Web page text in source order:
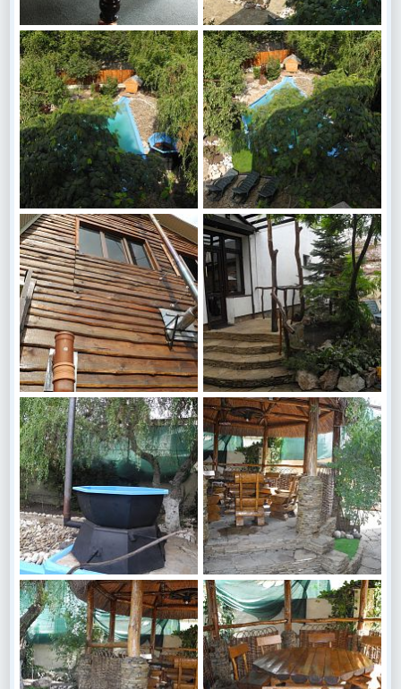
DSCN6652
Василий Куценко
20 Сен 2017
0
0
DSCN6647
Василий Куценко
20 Сен 2017
0
0
DSCN6646
Василий Куценко
20 Сен 2017
0
0
DSCN6642
Василий Куценко
20 Сен 2017
0
0
DSCN6641
Василий Куценко
20 Сен 2017
0
0
DSCN6632
Василий Куценко
20 Сен 2017
0
0
DSCN6626
Василий Куценко
20 Сен 2017
0
0
DSCN6585
Василий Куценко
20 Сен 2017
0
0